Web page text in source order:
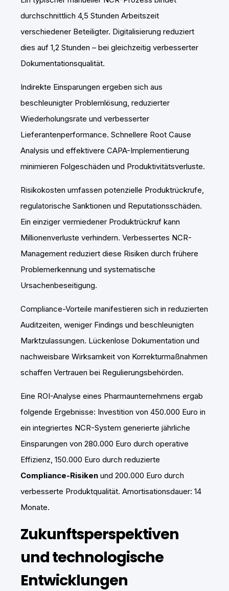
durchschnittlich 4,5 Stunden Arbeitszeit
verschiedener Beteiligter. Digitalisierung reduziert
dies auf 1,2 Stunden – bei gleichzeitig verbesserter
Dokumentationsqualität.
Indirekte Einsparungen ergeben sich aus
beschleunigter Problemlösung, reduzierter
Wiederholungsrate und verbesserter
Lieferantenperformance. Schnellere Root Cause
Analysis und effektivere CAPA-Implementierung
minimieren Folgeschäden und Produktivitätsverluste.
Risikokosten umfassen potenzielle Produktrückrufe,
regulatorische Sanktionen und Reputationsschäden.
Ein einziger vermiedener Produktrückruf kann
Millionenverluste verhindern. Verbessertes NCR-
Management reduziert diese Risiken durch frühere
Problemerkennung und systematische
Ursachenbeseitigung.
Compliance-Vorteile manifestieren sich in reduzierten
Auditzeiten, weniger Findings und beschleunigten
Marktzulassungen. Lückenlose Dokumentation und
nachweisbare Wirksamkeit von Korrekturmaßnahmen
schaffen Vertrauen bei Regulierungsbehörden.
Eine ROI-Analyse eines Pharmaunternehmens ergab
folgende Ergebnisse: Investition von 450.000 Euro in
ein integriertes NCR-System generierte jährliche
Einsparungen von 280.000 Euro durch operative
Effizienz, 150.000 Euro durch reduzierte
Compliance-Risiken und 200.000 Euro durch
verbesserte Produktqualität. Amortisationsdauer: 14
Monate.
Zukunftsperspektiven
und technologische
Entwicklungen